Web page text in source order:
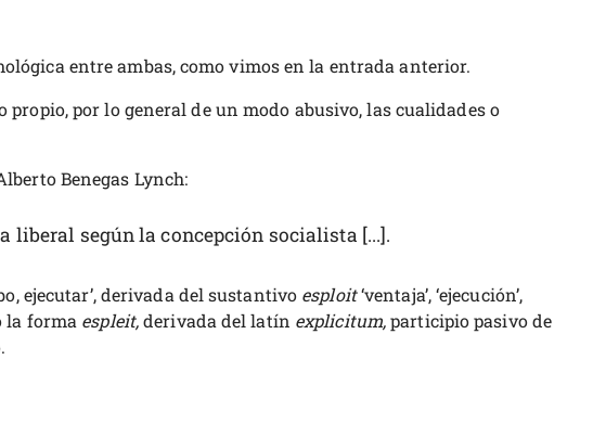
entre ambas, como vimos en la entrada anterior.
por lo general de un modo abusivo, las cualidades o
Benegas Lynch:
liberal según la concepción socialista [...].
ejecutar’, derivada del sustantivo esploit‘ventaja’, ‘ejecución’,
la forma espleit,derivada del latín explicitum,participio pasivo de